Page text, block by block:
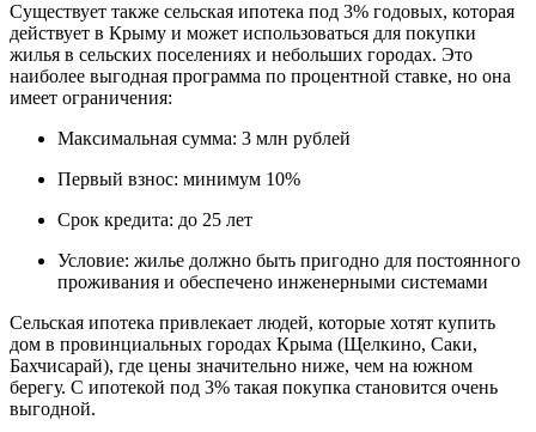
Существует также сельская ипотека под 3% годовых, которая
действует в Крыму и может использоваться для покупки
жилья в сельских поселениях и небольших городах. Это
наиболее выгодная программа по процентной ставке, но она
имеет ограничения:
Максимальная сумма: 3 млн рублей
Первый взнос: минимум 10%
Срок кредита: до 25 лет
Условие: жилье должно быть пригодно для постоянного
проживания и обеспечено инженерными системами
Сельская ипотека привлекает людей, которые хотят купить
дом в провинциальных городах Крыма (Щелкино, Саки,
Бахчисарай), где цены значительно ниже, чем на южном
берегу. С ипотекой под 3% такая покупка становится очень
выгодной.